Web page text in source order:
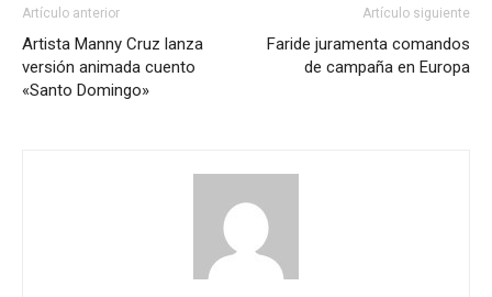
Artículo anterior
Artista Manny Cruz lanza
versión animada cuento
«Santo Domingo»
Artículo siguiente
Faride juramenta comandos
de campaña en Europa